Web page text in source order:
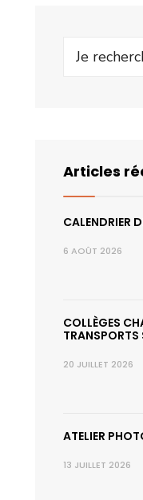
Search
Articles
CALENDRIER
6 AOÛT 2026
COLLÈGES
TRANSPORTS
20 JUILLET 2026
ATELIER
13 JUILLET 2026